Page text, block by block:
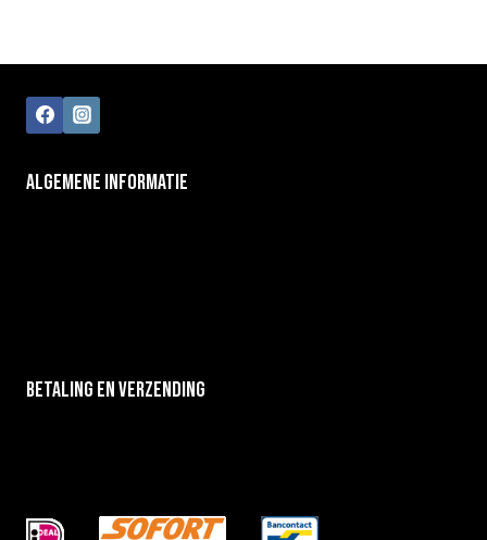
3/0 passen mooi bij dit formaat shad.
variant.
gespikkeld)
parelmoer (gespikkeld)
ALGEMENE INFORMATIE
BETALING EN VERZENDING